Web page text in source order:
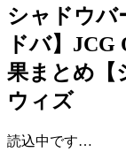
シャドウバ
ドバ】JCG
果まとめ【
ウィズ
読込中です…